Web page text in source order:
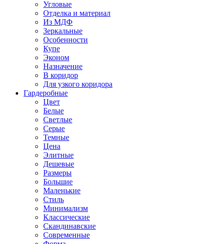
Угловые
Отделка и материал
Из МДФ
Зеркальные
Особенности
Купе
Эконом
Назначение
В коридор
Для узкого коридора
Гардеробные
Цвет
Белые
Светлые
Серые
Темные
Цена
Элитные
Дешевые
Размеры
Большие
Маленькие
Стиль
Минимализм
Классические
Скандинавские
Современные